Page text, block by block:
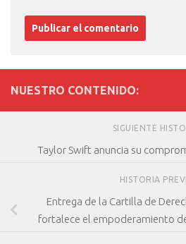
NUESTRO CONTENIDO:
SIGUIENTE
Taylor Swift anuncia su
HISTORIA
Entrega de la Cartilla de
fortalece el empoderamiento